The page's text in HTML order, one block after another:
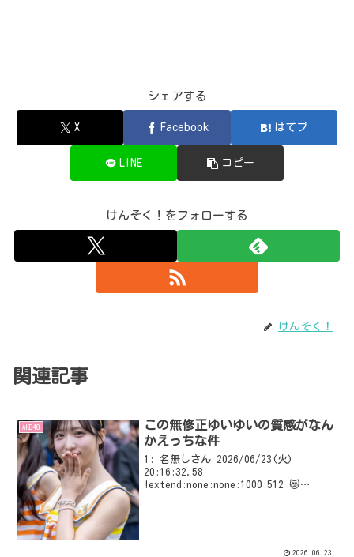
シェアする
X Facebook はてブ
LINE コピー
けんそく！をフォローする
けんそく！
関連記事
AKB48
この無修正ゆいゆいの質感がなん
かえっちな件
1: 名無しさん 2026/06/23(火)
20:16:32.58
!extend:none:none:1000:512 😻
2026.06.23